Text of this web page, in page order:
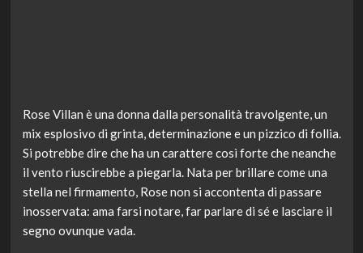
Rose Villan è una donna dalla personalità travolgente, un
mix esplosivo di grinta, determinazione e un pizzico di follia.
Si potrebbe dire che ha un carattere così forte che neanche
il vento riuscirebbe a piegarla. Nata per brillare come una
stella nel firmamento, Rose non si accontenta di passare
inosservata: ama farsi notare, far parlare di sé e lasciare il
segno ovunque vada.